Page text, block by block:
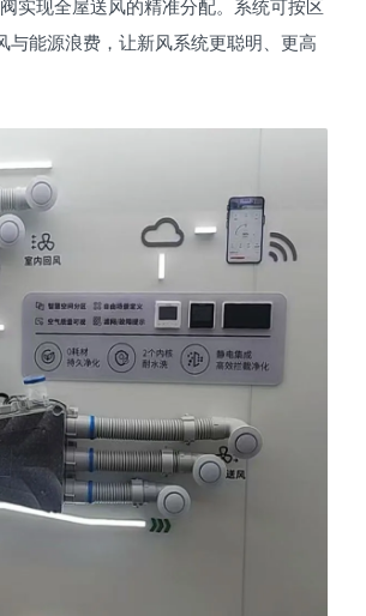
实现全屋送风的精准分配。系统可按区
能源浪费，让新风系统更聪明、更高